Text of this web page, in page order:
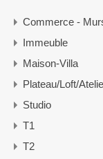
Commerce -
Immeuble
Maison-Villa
Plateau/Loft/
Studio
T1
T2